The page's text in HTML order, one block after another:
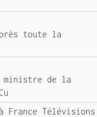
toute la
ministre de la
France Télévisions